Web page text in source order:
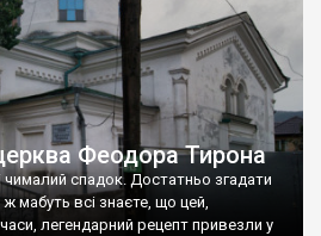
Феодора Тирона
чималий спадок. Достатньо згадати
мабуть всі знаєте, що цей,
легендарний рецепт привезли у